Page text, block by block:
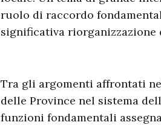
ruolo di raccordo
significativa riorganizzazione
Tra gli argomenti affrontati
delle Province nel sistema
funzioni fondamentali